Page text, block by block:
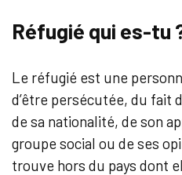
Réfugié qui es-tu
Le réfugié est une
d’être persécutée, du fait
de sa nationalité, de son
groupe social ou de ses
trouve hors du pays dont